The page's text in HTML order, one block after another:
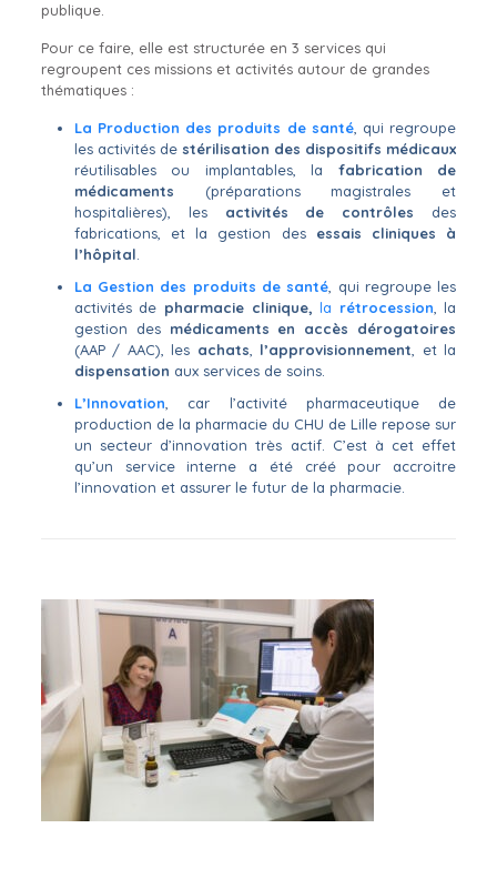
publique.
Pour ce faire, elle est structurée en 3 services qui
regroupent ces missions et activités autour de grandes
thématiques :
La Production des produits de santé, qui regroupe
les activités de stérilisation des dispositifs médicaux
réutilisables ou implantables, la fabrication de
médicaments (préparations magistrales et
hospitalières), les activités de contrôles des
fabrications, et la gestion des essais cliniques à
l’hôpital
La Gestion des produits de santé , qui regroupe les
activités de pharmacie clinique, la rétrocession , la
gestion des médicaments en accès dérogatoires
(AAP / AAC), les achats l’approvisionnement , et la
dispensation aux services de soins.
L’Innovation , car l’activité pharmaceutique de
production de la pharmacie du CHU de Lille repose sur
un secteur d’innovation très actif. C’est à cet effet
qu’un service interne a été créé pour accroitre
l’innovation et assurer le futur de la pharmacie.